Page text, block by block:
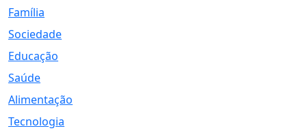
Família
Sociedade
Educação
Saúde
Alimentação
Tecnologia